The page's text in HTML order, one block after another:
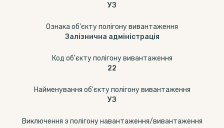
УЗ
Ознака об'єкту полігону вивантаження
Залізнична адміністрація
Код об'єкту полігону вивантаження
22
Найменування об'єкту полігону вивантаження
УЗ
Виключення з полігону навантаження/вивантаження